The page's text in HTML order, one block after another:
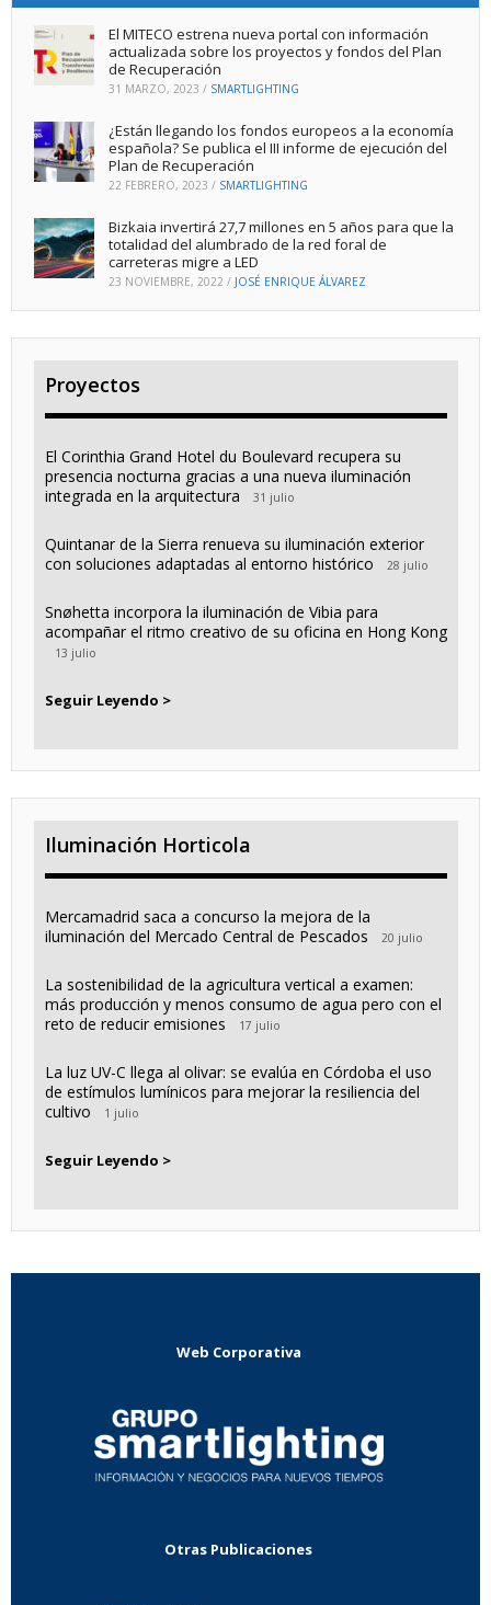
El MITECO estrena nueva portal con información
actualizada sobre los proyectos y fondos del Plan
de Recuperación
31 MARZO, 2023 / SMARTLIGHTING
¿Están llegando los fondos europeos a la economía
española? Se publica el III informe de ejecución del
Plan de Recuperación
22 FEBRERO, 2023 / SMARTLIGHTING
Bizkaia invertirá 27,7 millones en 5 años para que la
totalidad del alumbrado de la red foral de
carreteras migre a LED
23 NOVIEMBRE, 2022 / JOSÉ ENRIQUE ÁLVAREZ
Proyectos
El Corinthia Grand Hotel du Boulevard recupera su
presencia nocturna gracias a una nueva iluminación
integrada en la arquitectura
31 julio
Quintanar de la Sierra renueva su iluminación exterior
con soluciones adaptadas al entorno histórico
28 julio
Snøhetta incorpora la iluminación de Vibia para
acompañar el ritmo creativo de su oficina en Hong Kong
13 julio
Seguir Leyendo >
Iluminación Horticola
Mercamadrid saca a concurso la mejora de la
iluminación del Mercado Central de Pescados
20 julio
La sostenibilidad de la agricultura vertical a examen:
más producción y menos consumo de agua pero con el
reto de reducir emisiones
17 julio
La luz UV-C llega al olivar: se evalúa en Córdoba el uso
de estímulos lumínicos para mejorar la resiliencia del
cultivo
1 julio
Seguir Leyendo >
Web Corporativa
Otras Publicaciones